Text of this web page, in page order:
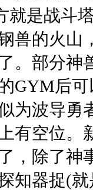
就是战斗
兽的火山
。部分神
GYM后
为波导勇
有空位。
，除了神
知器捉(